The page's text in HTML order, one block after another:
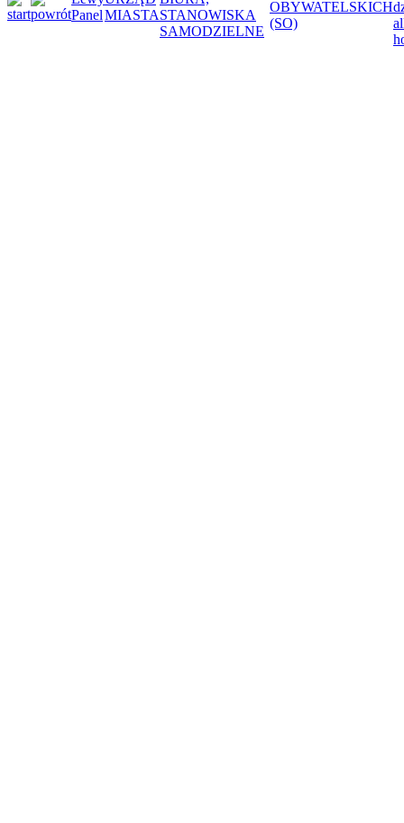
PanelMIASTASTANOWISKA
SAMODZIELNE
OBYWATELSKICH
(SO)